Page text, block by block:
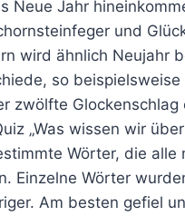
Neue Jahr
und
wird ähnlich Neujahr
so
zwölfte
„Was wissen wir
Wörter, die
Einzelne Wörter
Am besten gefiel